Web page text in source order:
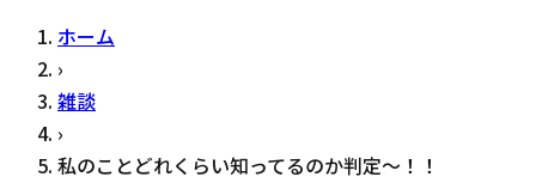
ホーム
›
雑談
›
私のことどれくらい知ってるのか判定～！！